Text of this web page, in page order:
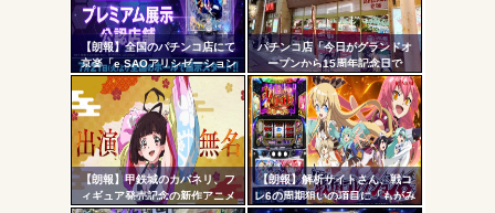
【朗報】全国のパチンコ店にて
京楽「e SAOアリシゼーション
夜空」のデモ機プレミアム展示
が始まる！SAOファンは急
げ！！！
パチンコ店「今日がグランドオ
ープンから15周年記念日で
す！」←ワイ「五万負けてま
す」
【朗報】甲鉄城のカバネリ、フ
ィギュア発売記念の新作アニメ
【朗報】解析サイトさん、戦コ
レ6の周期狙いの項目に「もがみ